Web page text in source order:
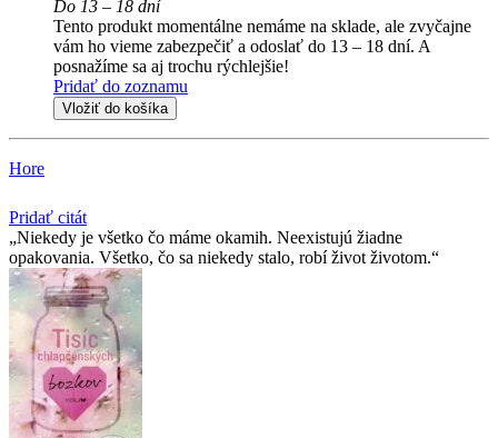
Do 13 – 18 dní
Tento produkt momentálne nemáme na sklade, ale zvyčajne
vám ho vieme zabezpečiť a odoslať do 13 – 18 dní. A
posnažíme sa aj trochu rýchlejšie!
Pridať do zoznamu
Vložiť do košíka
Hore
Pridať citát
Niekedy je všetko čo máme okamih. Neexistujú žiadne
opakovania. Všetko, čo sa niekedy stalo, robí život životom.